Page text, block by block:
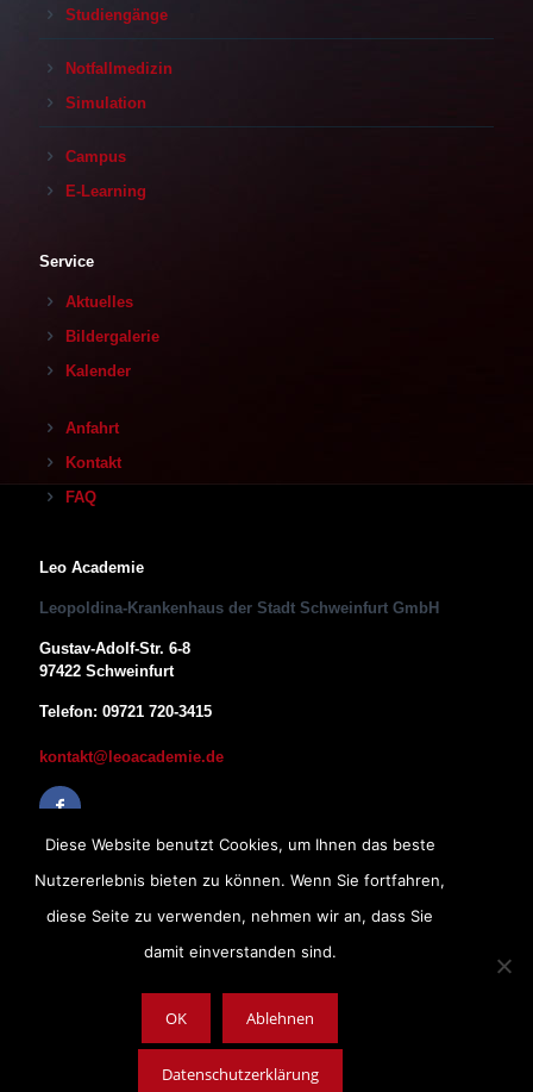
Studiengänge
Notfallmedizin
Simulation
Campus
E-Learning
Service
Aktuelles
Bildergalerie
Kalender
Anfahrt
Kontakt
FAQ
Leo Academie
Leopoldina-Krankenhaus der Stadt Schweinfurt GmbH
Gustav-Adolf-Str. 6-8
97422 Schweinfurt
Telefon: 09721 720-3415
kontakt@leoacademie.de
Copyright © 2019, Leopoldina-Krankenhaus der Stadt Schweinfurt
GmbH
Diese Website benutzt Cookies, um Ihnen das beste
Nutzererlebnis bieten zu können. Wenn Sie fortfahren,
diese Seite zu verwenden, nehmen wir an, dass Sie
damit einverstanden sind.
OK Ablehnen
Datenschutzerklärung